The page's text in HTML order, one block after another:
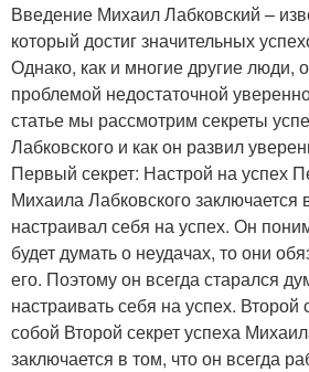
Введение Михаил Лабковский –
который достиг значительных
Однако, как и многие другие люди,
проблемой недостаточной
статье мы рассмотрим секреты
Лабковского и как он развил
Первый секрет: Настрой на успех
Михаила Лабковского заключается
настраивал себя на успех. Он
будет думать о неудачах, то они
его. Поэтому он всегда старался
настраивать себя на успех. Второй
собой Второй секрет успеха
заключается в том, что он всегда